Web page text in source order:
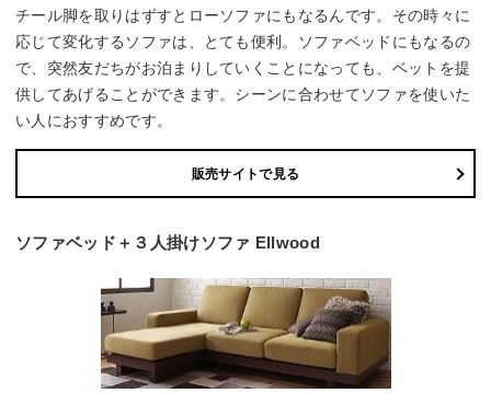
チール脚を取りはずすとローソファにもなるんです。その時々に
応じて変化するソファは、とても便利。ソファベッドにもなるの
で、突然友だちがお泊まりしていくことになっても、ベットを提
供してあげることができます。シーンに合わせてソファを使いた
い人におすすめです。
販売サイトで見る
ソファベッド＋３人掛けソファ Ellwood